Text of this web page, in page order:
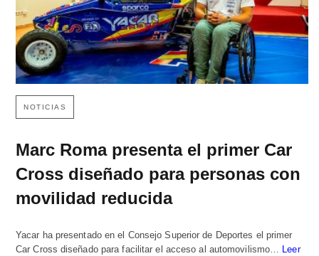
NOTICIAS
Marc Roma presenta el primer Car
Cross diseñado para personas con
movilidad reducida
Yacar ha presentado en el Consejo Superior de Deportes el primer
Car Cross diseñado para facilitar el acceso al automovilismo… Leer